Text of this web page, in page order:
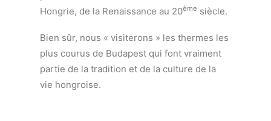
Hongrie, de la Renaissance au 20ème siècle.
Bien sûr, nous « visiterons » les thermes les
plus courus de Budapest qui font vraiment
partie de la tradition et de la culture de la
vie hongroise.